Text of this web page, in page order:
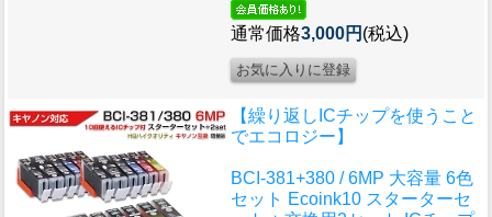
通常価格3,000円 (税込)
【繰り返しICチップを使うこと
でエコロジー】
BCI-381+380 / 6MP 大容量 6色
セット Ecoink10 スターターセ